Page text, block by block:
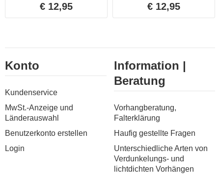
€ 12,95 € 12,95
Konto
Kundenservice
MwSt.-Anzeige und
Länderauswahl
Benutzerkonto erstellen
Login
Information |
Beratung
Vorhangberatung,
Falterklärung
Haufig gestellte Fragen
Unterschiedliche Arten von
Verdunkelungs- und
lichtdichten Vorhängen